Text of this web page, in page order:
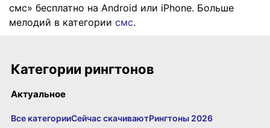
смс» бесплатно на Android или iPhone. Больше
мелодий в категории смс.
Категории рингтонов
Актуальное
Все категорииСейчас скачиваютРингтоны 2026